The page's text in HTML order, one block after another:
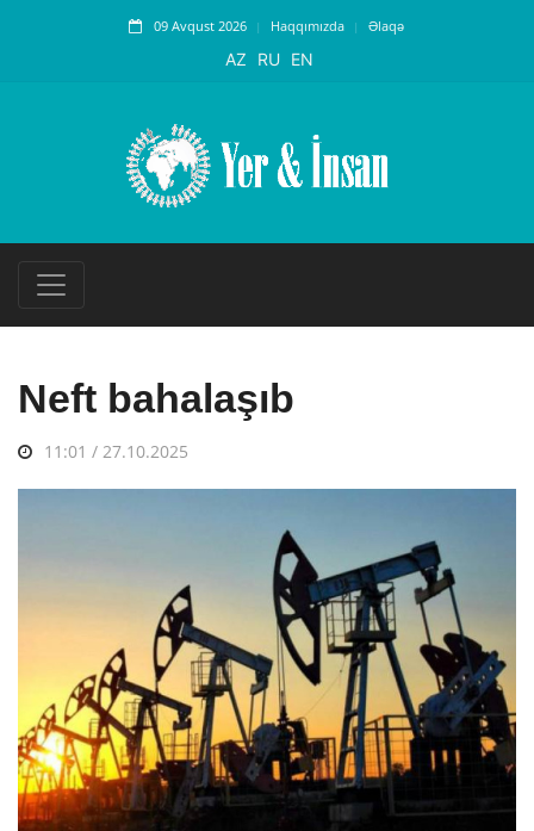
09 Avqust 2026 Haqqımızda Əlaqə
AZ RU EN
Neft bahalaşıb
11:01 / 27.10.2025